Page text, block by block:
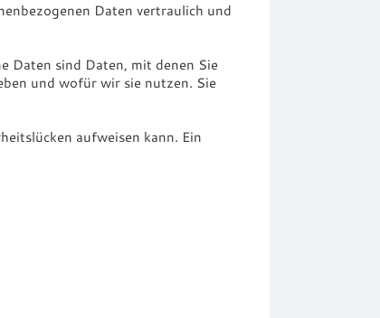
Daten vertraulich und
Daten sind Daten, mit denen Sie
und wofür wir sie nutzen. Sie
aufweisen kann. Ein